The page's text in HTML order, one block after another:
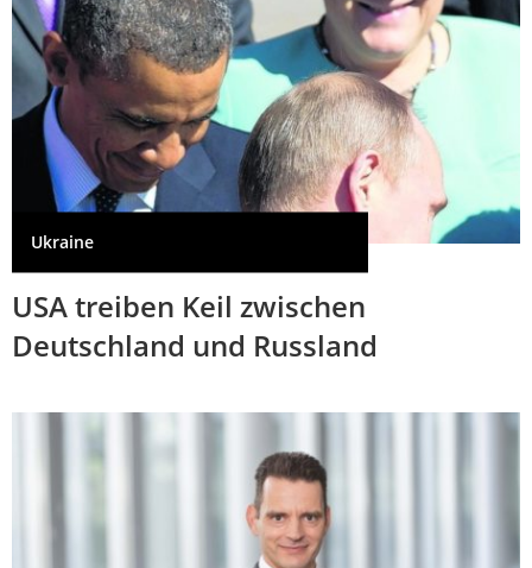
Ukraine
USA treiben Keil zwischen
Deutschland und Russland